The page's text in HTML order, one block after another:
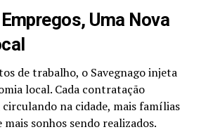
Uma Nova
de trabalho, o Savegnago injeta
local. Cada contratação
na cidade, mais famílias
sonhos sendo realizados.